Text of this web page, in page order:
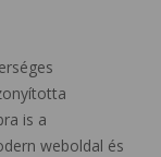
is a
weboldal és